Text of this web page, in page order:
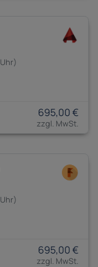
695,00 €
695,00 €